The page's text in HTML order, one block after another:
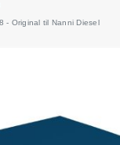
- Original til Nanni Diesel